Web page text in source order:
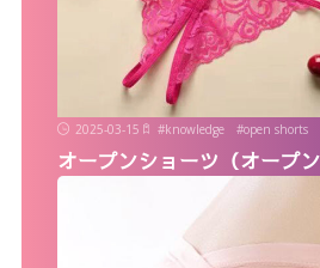
2025-03-15 #knowledge #open shorts
オープンショーツ（オープン